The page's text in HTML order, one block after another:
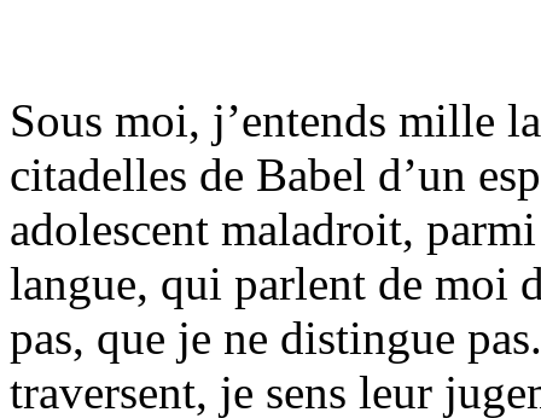
Sous moi, j’entends mille
citadelles de Babel d’un
adolescent maladroit,
langue, qui parlent de moi
pas, que je ne distingue
traversent, je sens leur